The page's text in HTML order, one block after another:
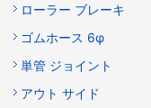
ローラー ブレーキ
ゴムホース 6φ
単管 ジョイント
アウト サイド